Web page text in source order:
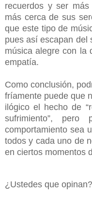
recuerdos y ser
más cerca de sus
que este tipo de
pues así escapan del
música alegre con la
empatía.
Como conclusión,
fríamente puede que
ilógico el hecho de
sufrimiento”,
comportamiento sea
todos y cada uno de
en ciertos momentos
¿Ustedes que